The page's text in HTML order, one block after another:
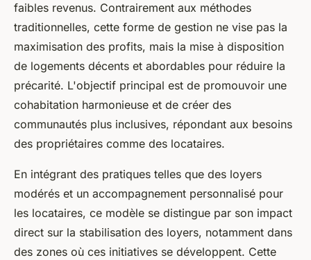
faibles revenus. Contrairement aux méthodes
traditionnelles, cette forme de gestion ne vise pas la
maximisation des profits, mais la mise à disposition
de logements décents et abordables pour réduire la
précarité. L'objectif principal est de promouvoir une
cohabitation harmonieuse et de créer des
communautés plus inclusives, répondant aux besoins
des propriétaires comme des locataires.
En intégrant des pratiques telles que des loyers
modérés et un accompagnement personnalisé pour
les locataires, ce modèle se distingue par son impact
direct sur la stabilisation des loyers, notamment dans
des zones où ces initiatives se développent. Cette